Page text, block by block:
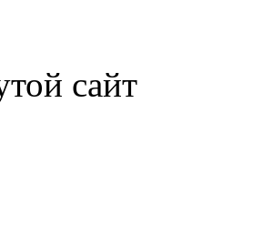
сайт